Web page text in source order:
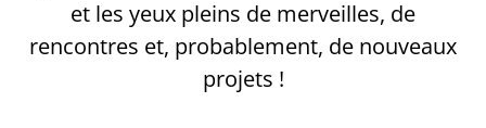
et les yeux pleins de merveilles, de
rencontres et, probablement, de nouveaux
projets !